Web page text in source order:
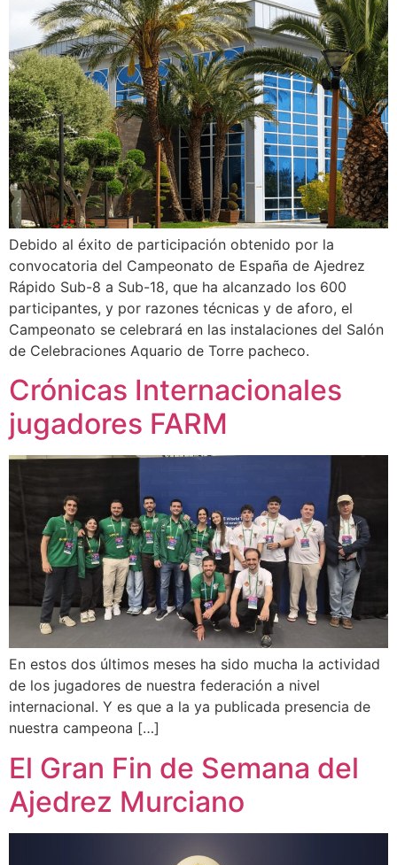
Debido al éxito de participación obtenido por la
convocatoria del Campeonato de España de Ajedrez
Rápido Sub-8 a Sub-18, que ha alcanzado los 600
participantes, y por razones técnicas y de aforo, el
Campeonato se celebrará en las instalaciones del Salón
de Celebraciones Aquario de Torre pacheco.
Crónicas Internacionales
jugadores FARM
En estos dos últimos meses ha sido mucha la actividad
de los jugadores de nuestra federación a nivel
internacional. Y es que a la ya publicada presencia de
nuestra campeona […]
El Gran Fin de Semana del
Ajedrez Murciano